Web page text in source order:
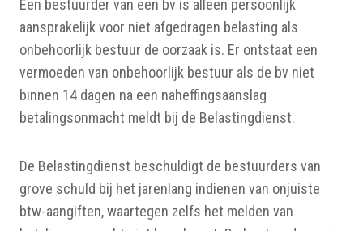
Een bestuurder van een bv is alleen persoonlijk
aansprakelijk voor niet afgedragen belasting als
onbehoorlijk bestuur de oorzaak is. Er ontstaat een
vermoeden van onbehoorlijk bestuur als de bv niet
binnen 14 dagen na een naheffingsaanslag
betalingsonmacht meldt bij de Belastingdienst.
De Belastingdienst beschuldigt de bestuurders van
grove schuld bij het jarenlang indienen van onjuiste
btw-aangiften, waartegen zelfs het melden van